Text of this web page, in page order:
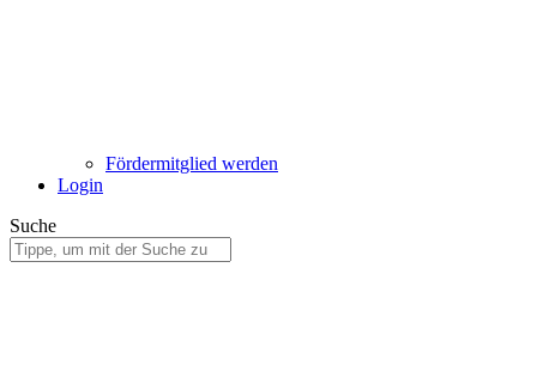
Fördermitglied werden
Login
Suche